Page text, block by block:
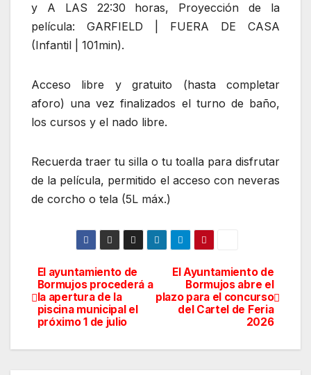
y A LAS 22:30 horas, Proyección de la
película: GARFIELD | FUERA DE CASA
(Infantil | 101min).
Acceso libre y gratuito (hasta completar
aforo) una vez finalizados el turno de baño,
los cursos y el nado libre.
Recuerda traer tu silla o tu toalla para disfrutar
de la película, permitido el acceso con neveras
de corcho o tela (5L máx.)
Navegación
de
entradas
El Ayuntamiento de
Bormujos abre el
plazo para el concurso
del Cartel de Feria
2026
El ayuntamiento de
Bormujos procederá a
la apertura de la
piscina municipal el
próximo 1 de julio